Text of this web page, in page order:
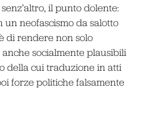
il punto dolente:
un neofascismo da salotto
di rendere non solo
socialmente plausibili
della cui traduzione in atti
forze politiche falsamente